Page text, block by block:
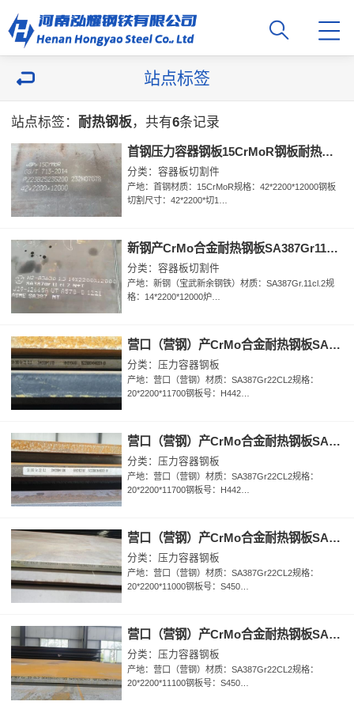
站点标签
站点标签： 耐热钢板 ，共有6条记录
首钢压力容器钢板15CrMoR钢板耐热钢板数控切割
分类：容器板切割件
产地：首钢材质：15CrMoR规格：42*2200*12000钢板
切割尺寸：42*2200*切1…
新钢产CrMo合金耐热钢板SA387Gr11CL2钢板炉号：H2-83630批号：J29-12665A交货状态正火+回火执行标准ASME SA387/SA387M-2023
分类：容器板切割件
产地：新钢（宝武新余钢铁）材质：SA387Gr.11cl.2规
格：14*2200*12000炉…
营口（营钢）产CrMo合金耐热钢板SA387Gr22CL2钢板规格20*2200*11700钢板号H4422436101
分类：压力容器钢板
产地：营口（营钢）材质：SA387Gr22CL2规格：
20*2200*11700钢板号：H442…
营口（营钢）产CrMo合金耐热钢板SA387Gr22CL2钢板规格20*2200*11700钢板号H4422437101
分类：压力容器钢板
产地：营口（营钢）材质：SA387Gr22CL2规格：
20*2200*11700钢板号：H442…
营口（营钢）产CrMo合金耐热钢板SA387Gr22CL2钢板规格20*2200*11000钢板号S4506382101
分类：压力容器钢板
产地：营口（营钢）材质：SA387Gr22CL2规格：
20*2200*11000钢板号：S450…
营口（营钢）产CrMo合金耐热钢板SA387Gr22CL2钢板规格20*2200*11100钢板号S4506382102
分类：压力容器钢板
产地：营口（营钢）材质：SA387Gr22CL2规格：
20*2200*11100钢板号：S450…